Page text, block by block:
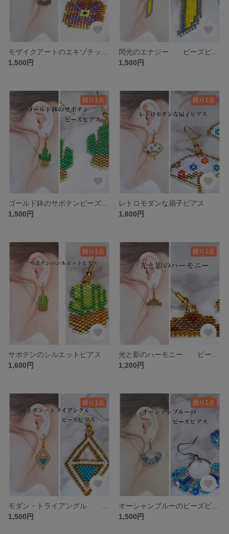
1,500円
1,500円
残り1点
1,500円
残り1点
レトロモダンな扇子ピアス
1,600円
残り1点
サボテンのシルエットピアス
1,600円
残り1点
1,200円
残り1点
1,500円
残り1点
1,500円